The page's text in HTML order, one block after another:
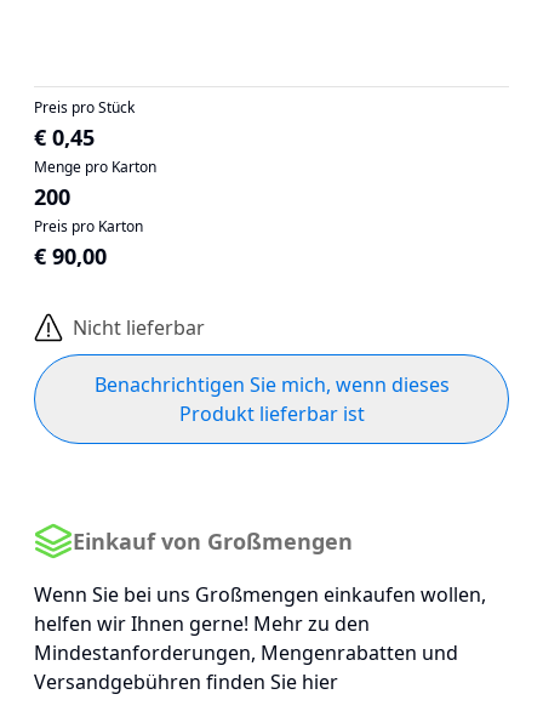
Preis pro Stück
€ 0,45
Menge pro Karton
200
Preis pro Karton
€ 90,00
Nicht lieferbar
Benachrichtigen Sie mich, wenn dieses
Produkt lieferbar ist
Einkauf von Großmengen
Wenn Sie bei uns Großmengen einkaufen wollen,
helfen wir Ihnen gerne! Mehr zu den
Mindestanforderungen, Mengenrabatten und
Versandgebühren finden Sie hier